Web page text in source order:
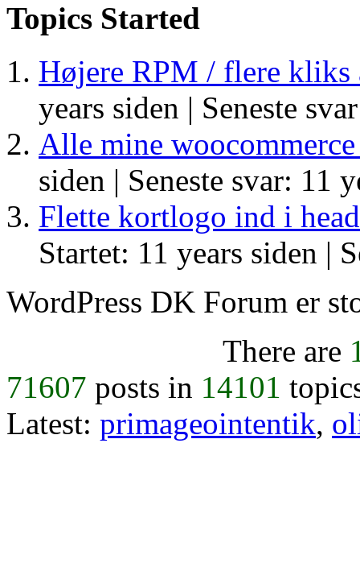
Topics Started
Højere RPM / flere kliks
years siden | Seneste
Alle mine
siden | Seneste svar: 11
Flette kortlogo ind i
Startet: 11 years siden |
WordPress DK Forum er
There are
71607 posts in 14101
Latest: primageointentik,